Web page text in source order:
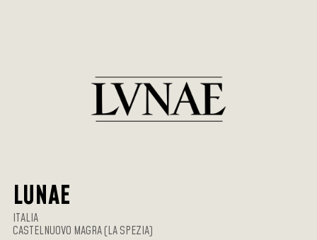
LUNAE
ITALIA
CASTELNUOVO MAGRA (LA SPEZIA)